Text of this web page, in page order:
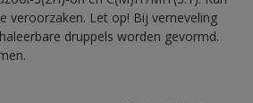
veroorzaken. Let op! Bij verneveling
druppels worden gevormd.